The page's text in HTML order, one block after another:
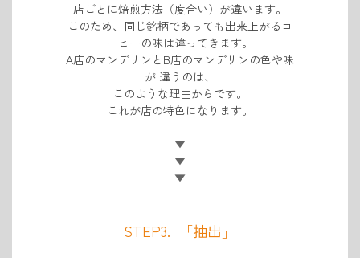
店ごとに焙煎方法（度合い）が違います。
このため、同じ銘柄であっても出来上がるコ
ーヒーの味は違ってきます。
A店のマンデリンとB店のマンデリンの色や味
が 違うのは、
このような理由からです。
これが店の特色になります。
▼
▼
▼
STEP3. 「抽出」